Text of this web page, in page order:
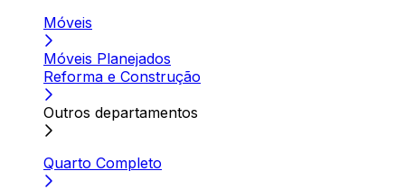
Móveis
Móveis Planejados
Reforma e Construção
Outros departamentos
Quarto Completo